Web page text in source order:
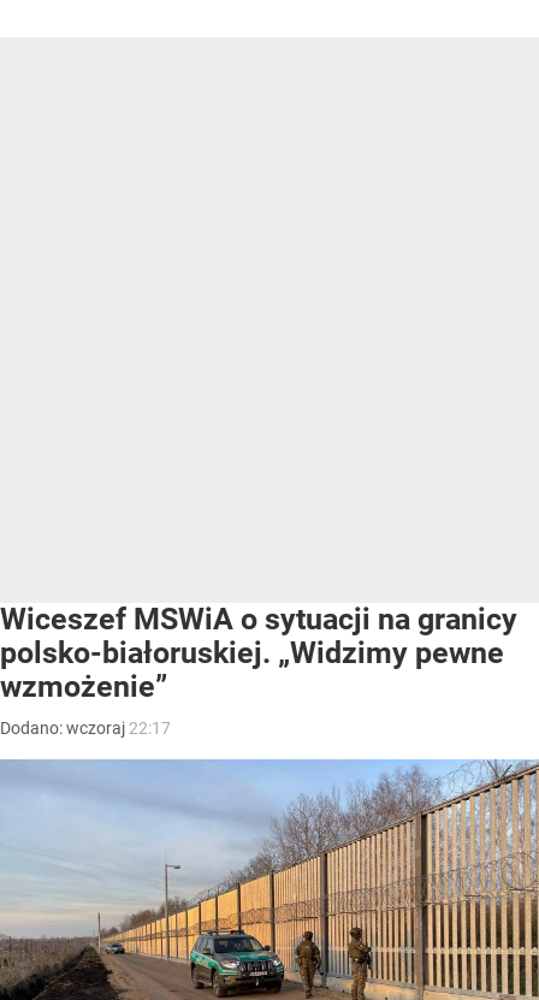
Wiceszef MSWiA o sytuacji na granicy
polsko-białoruskiej. „Widzimy pewne
wzmożenie”
Dodano:wczoraj 22:17